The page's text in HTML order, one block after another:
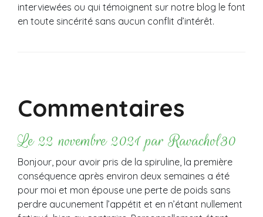
interviewées ou qui témoignent sur notre blog le font
en toute sincérité sans aucun conflit d’intérêt.
Commentaires
Le 22 novembre 2021 par Ravachol30
Bonjour, pour avoir pris de la spiruline, la première
conséquence après environ deux semaines a été
pour moi et mon épouse une perte de poids sans
perdre aucunement l’appétit et en n’étant nullement